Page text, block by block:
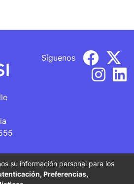
Síguenos
una Institución de Educación
su información personal para los
Preferencias,